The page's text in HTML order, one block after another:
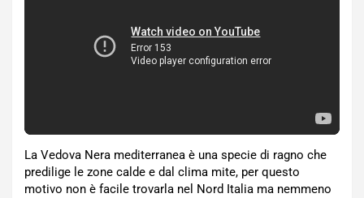
La Vedova Nera mediterranea è una specie di ragno che
predilige le zone calde e dal clima mite, per questo
motivo non è facile trovarla nel Nord Italia ma nemmeno